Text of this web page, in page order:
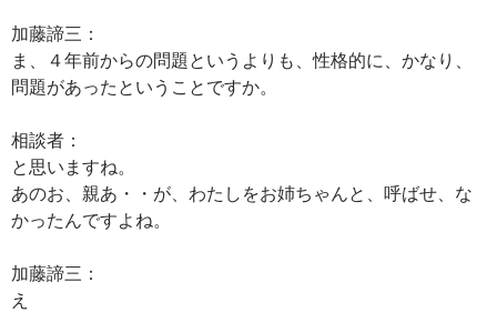
加藤諦三：
ま、４年前からの問題というよりも、性格的に、かなり、
問題があったということですか。
相談者：
と思いますね。
あのお、親あ・・が、わたしをお姉ちゃんと、呼ばせ、な
かったんですよね。
加藤諦三：
え